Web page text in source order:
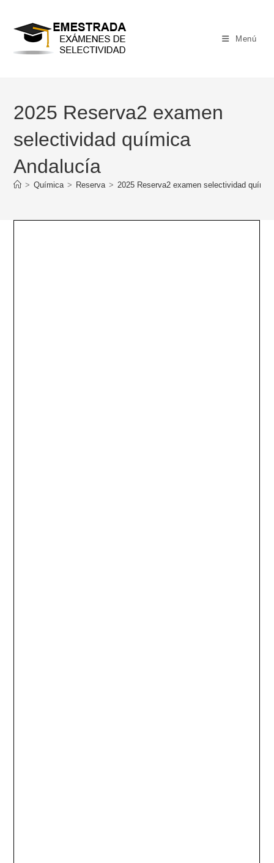
contenido
Menú
2025 Reserva2 examen
selectividad química
Andalucía
> Química > Reserva > 2025 Reserva2 examen selectividad